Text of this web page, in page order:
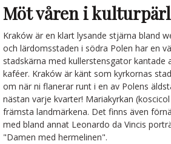
Möt våren i
Kraków är en klart lysande stjärna bland
och lärdomsstaden i södra Polen har en
stadskärna med kullerstensgator kantade
kaféer. Kraków är känt som kyrkornas
om när ni flanerar runt i en av Polens
nästan varje kvarter! Mariakyrkan
främsta landmärkena. Det finns även
med bland annat Leonardo da Vincis
"Damen med hermelinen".